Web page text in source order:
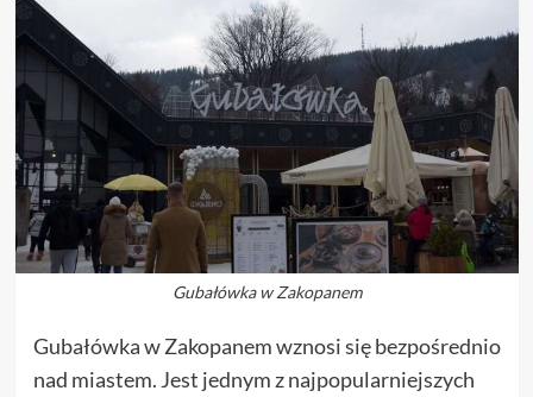
Gubałówka w Zakopanem
Gubałówka w Zakopanem wznosi się bezpośrednio
nad miastem. Jest jednym z najpopularniejszych